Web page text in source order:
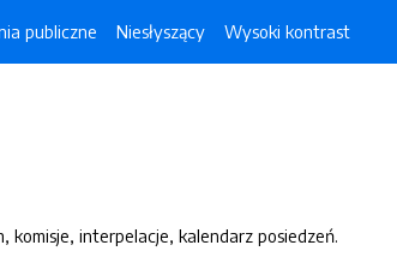
publiczne Niesłyszący Wysoki kontrast
komisje, interpelacje, kalendarz posiedzeń.